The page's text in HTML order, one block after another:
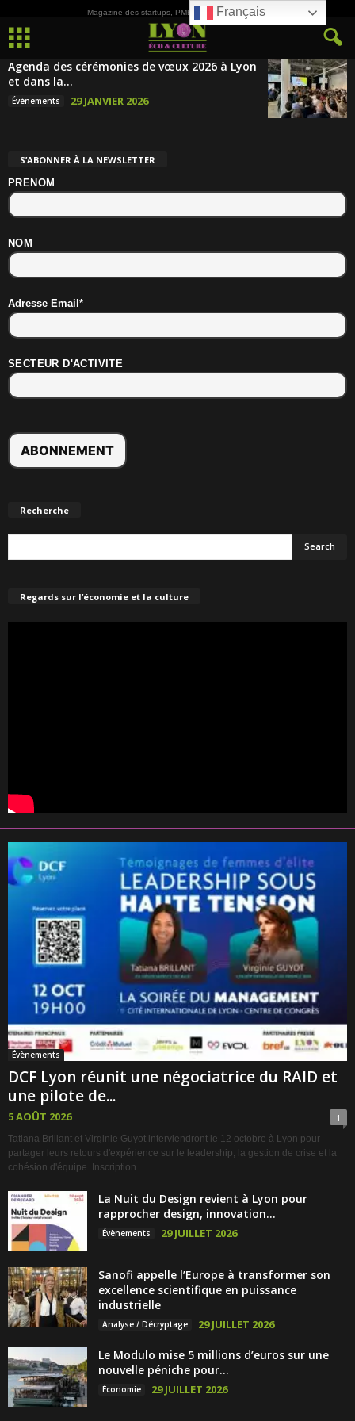
Magazine des startups, PME, ETI et de la Culture
Agenda des cérémonies de vœux 2026 à Lyon
et dans la...
Évènements 29 JANVIER 2026
S’ABONNER À LA NEWSLETTER
PRENOM
NOM
Adresse Email*
SECTEUR D'ACTIVITE
Recherche
Regards sur l’économie et la culture
Évènements
DCF Lyon réunit une négociatrice du RAID et
une pilote de...
5 AOÛT 2026 1
Tatiana Brillant et Virginie Guyot interviendront le 12 octobre à Lyon pour
partager leurs retours d'expérience sur le leadership, la gestion de crise et la
cohésion d'équipe. Inscription
La Nuit du Design revient à Lyon pour
rapprocher design, innovation...
Évènements 29 JUILLET 2026
Sanofi appelle l’Europe à transformer son
excellence scientifique en puissance
industrielle
Analyse / Décryptage 29 JUILLET 2026
Le Modulo mise 5 millions d’euros sur une
nouvelle péniche pour...
Économie 29 JUILLET 2026
Français